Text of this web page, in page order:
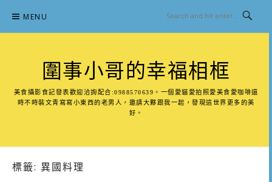
content
MENU
圍事小哥的幸福相框
美食攝影食記發表歡迎洽詢配合:0988570639。一個愛貓愛拍照愛美食愛咖啡還
時不時裝文青寫寫小東西的老男人，邀請大夥跟我一起，發現這世界更多的美
好。
標籤: 異國料理